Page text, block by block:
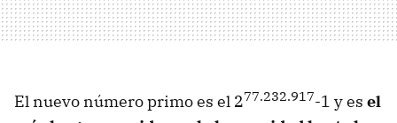
El nuevo número primo es el 277.232.917-1 y es el